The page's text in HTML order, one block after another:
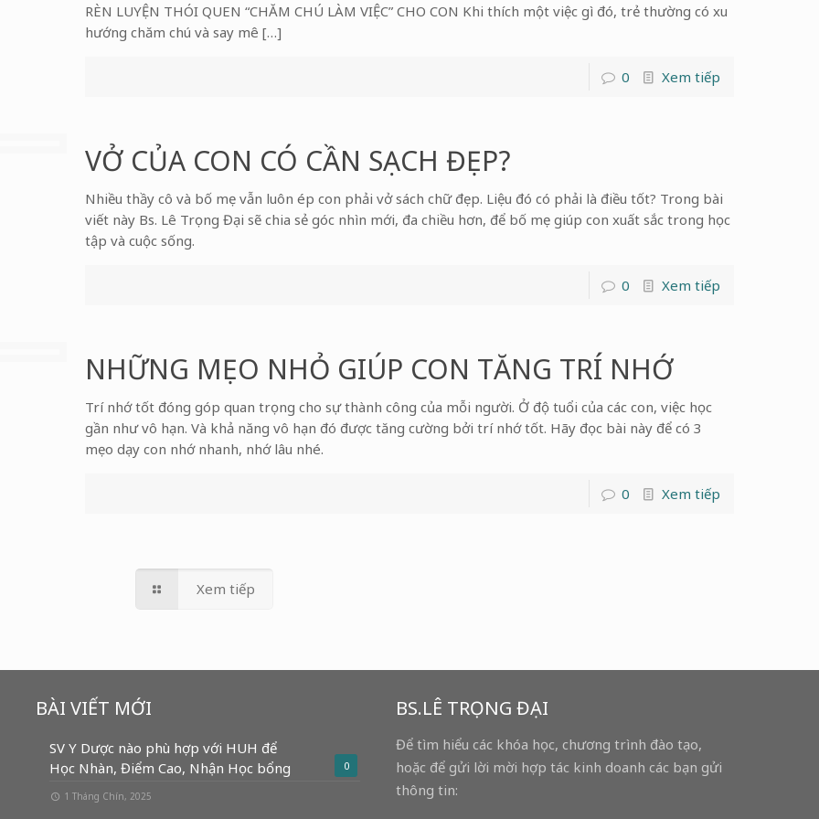
RÈN LUYỆN THÓI QUEN “CHĂM CHÚ LÀM VIỆC” CHO CON Khi thích một việc gì đó, trẻ thường có xu
hướng chăm chú và say mê […]
0 Xem tiếp
VỞ CỦA CON CÓ CẦN SẠCH ĐẸP?
Nhiều thầy cô và bố mẹ vẫn luôn ép con phải vở sách chữ đẹp. Liệu đó có phải là điều tốt? Trong bài
viết này Bs. Lê Trọng Đại sẽ chia sẻ góc nhìn mới, đa chiều hơn, để bố mẹ giúp con xuất sắc trong học
tập và cuộc sống.
0 Xem tiếp
NHỮNG MẸO NHỎ GIÚP CON TĂNG TRÍ NHỚ
Trí nhớ tốt đóng góp quan trọng cho sự thành công của mỗi người. Ở độ tuổi của các con, việc học
gần như vô hạn. Và khả năng vô hạn đó được tăng cường bởi trí nhớ tốt. Hãy đọc bài này để có 3
mẹo dạy con nhớ nhanh, nhớ lâu nhé.
0 Xem tiếp
Xem tiếp
BÀI VIẾT MỚI
0
SV Y Dược nào phù hợp với HUH để
Học Nhàn, Điểm Cao, Nhận Học bổng
1 Tháng Chín, 2025
BS.LÊ TRỌNG ĐẠI
Để tìm hiểu các khóa học, chương trình đào tạo,
hoặc để gửi lời mời hợp tác kinh doanh các bạn gửi
thông tin: